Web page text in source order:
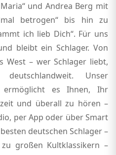
und Andrea Berg mit
betrogen“ bis hin zu
ich lieb Dich“. Für uns
bleibt ein Schlager. Von
West – wer Schlager liebt,
Unser
ermöglicht es Ihnen, Ihr
und überall zu hören –
per App oder über Smart
deutschen Schlager –
großen Kultklassikern –